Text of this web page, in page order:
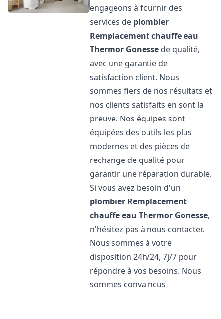
engageons à fournir des
services de plombier
Remplacement chauffe eau
Thermor Gonesse de qualité,
avec une garantie de
satisfaction client. Nous
sommes fiers de nos résultats et
nos clients satisfaits en sont la
preuve. Nos équipes sont
équipées des outils les plus
modernes et des pièces de
rechange de qualité pour
garantir une réparation durable.
Si vous avez besoin d'un
plombier Remplacement
chauffe eau Thermor Gonesse,
n'hésitez pas à nous contacter.
Nous sommes à votre
disposition 24h/24, 7j/7 pour
répondre à vos besoins. Nous
sommes convaincus